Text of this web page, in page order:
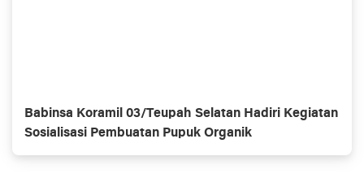
Babinsa Koramil 03/Teupah Selatan Hadiri Kegiatan
Sosialisasi Pembuatan Pupuk Organik